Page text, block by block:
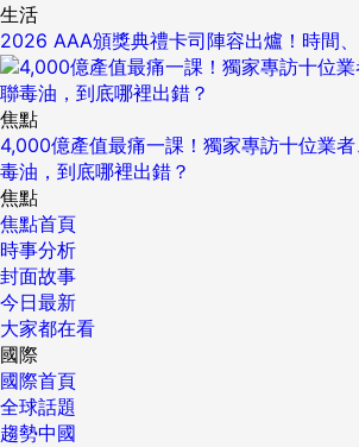
生活
2026 AAA頒獎典禮卡司陣容出爐！時間
焦點
4,000億產值最痛一課！獨家專訪十位業
毒油，到底哪裡出錯？
焦點
焦點首頁
時事分析
封面故事
今日最新
大家都在看
國際
國際首頁
全球話題
趨勢中國